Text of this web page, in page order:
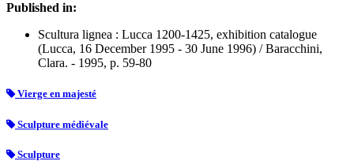
Published in:
Scultura lignea : Lucca 1200-1425, exhibition catalogue
(Lucca, 16 December 1995 - 30 June 1996) / Baracchini,
Clara. - 1995, p. 59-80
Vierge en majesté
Sculpture médiévale
Sculpture